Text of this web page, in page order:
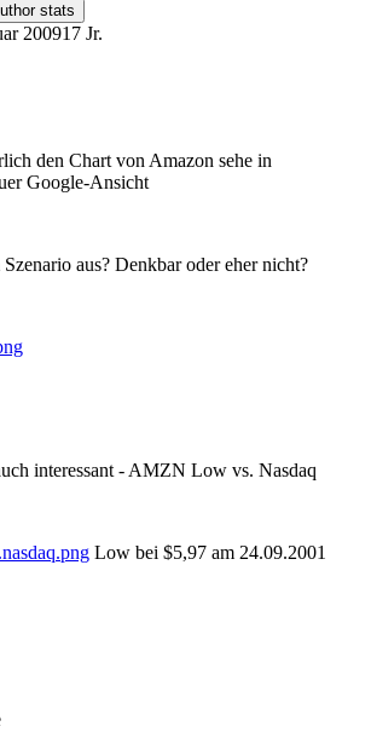
stats
200917 Jr.
den Chart von Amazon sehe in
Google-Ansicht
aus? Denkbar oder eher nicht?
interessant - AMZN Low vs. Nasdaq
Low bei $5,97 am 24.09.2001